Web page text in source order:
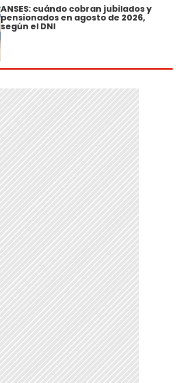
ANSES: cuándo cobran jubilados y
pensionados en agosto de 2026,
según el DNI